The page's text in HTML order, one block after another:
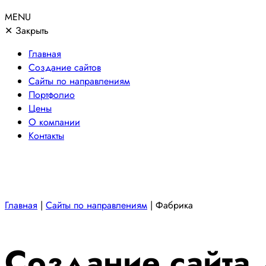
MENU
✕ Закрыть
Главная
Создание сайтов
Сайты по направлениям
Портфолио
Цены
О компании
Контакты
Главная | Сайты по направлениям | Фабрика